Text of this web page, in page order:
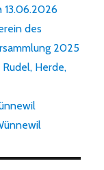
13.06.2026
des
2025
Herde,